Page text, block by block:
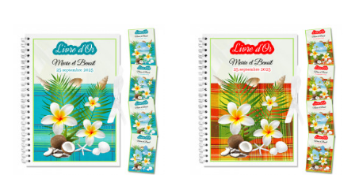
LISTE
D'ENVIE
APERÇU
RAPIDE
DÉTAILS
LISTE
D'ENVIE
APERÇU
RAPIDE
DÉTAILS